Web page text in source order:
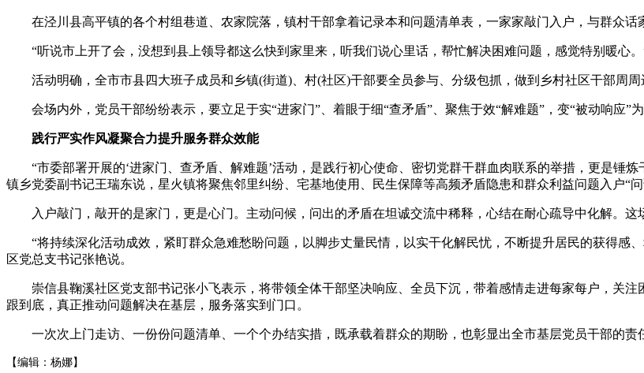
在泾川县高平镇的各个村组巷道、农家院落，镇村干部拿着记录本和问题清单表，一家家敲门入户，与群众话
“听说市上开了会，没想到县上领导都这么快到家里来，听我们说心里话，帮忙解决困难问题，感觉特别暖心。
活动明确，全市市县四大班子成员和乡镇(街道)、村(社区)干部要全员参与、分级包抓，做到乡村社区干部周周
会场内外，党员干部纷纷表示，要立足于实“进家门”、着眼于细“查矛盾”、聚焦于效“解难题”，变“被动响应”
践行严实作风凝聚合力提升服务群众效能
“市委部署开展的‘进家门、查矛盾、解难题’活动，是践行初心使命、密切党群干群血肉联系的举措，更是锤
镇乡党委副书记王瑞东说，星火镇将聚焦邻里纠纷、宅基地使用、民生保障等高频矛盾隐患和群众利益问题入户“
入户敲门，敲开的是家门，更是心门。主动问候，问出的矛盾在坦诚交流中稀释，心结在耐心疏导中化解。这
“将持续深化活动成效，紧盯群众急难愁盼问题，以脚步丈量民情，以实干化解民忧，不断提升居民的获得感
区党总支书记张艳说。
崇信县鞠溪社区党支部书记张小飞表示，将带领全体干部坚决响应、全员下沉，带着感情走进每家每户，关注
跟到底，真正推动问题解决在基层，服务落实到门口。
一次次上门走访、一份份问题清单、一个个办结实措，既承载着群众的期盼，也彰显出全市基层党员干部的责
【编辑：杨娜】